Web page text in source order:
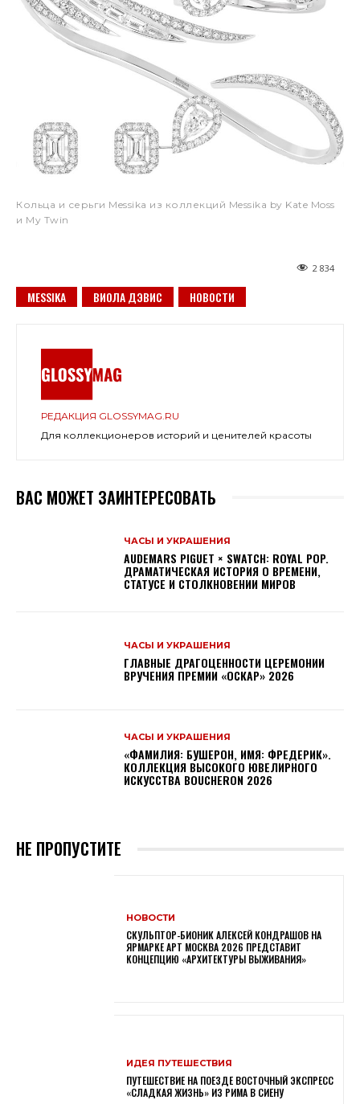
Кольца и серьги Messika из коллекций Messika by Kate Moss
и My Twin
2 834
MESSIKA ВИОЛА ДЭВИС НОВОСТИ
РЕДАКЦИЯ GLOSSYMAG.RU
Для коллекционеров историй и ценителей красоты
ВАС МОЖЕТ ЗАИНТЕРЕСОВАТЬ
ЧАСЫ И УКРАШЕНИЯ
AUDEMARS PIGUET × SWATCH: ROYAL POP.
ДРАМАТИЧЕСКАЯ ИСТОРИЯ О ВРЕМЕНИ,
СТАТУСЕ И СТОЛКНОВЕНИИ МИРОВ
ЧАСЫ И УКРАШЕНИЯ
ГЛАВНЫЕ ДРАГОЦЕННОСТИ ЦЕРЕМОНИИ
ВРУЧЕНИЯ ПРЕМИИ «ОСКАР» 2026
ЧАСЫ И УКРАШЕНИЯ
«ФАМИЛИЯ: БУШЕРОН, ИМЯ: ФРЕДЕРИК».
КОЛЛЕКЦИЯ ВЫСОКОГО ЮВЕЛИРНОГО
ИСКУССТВА BOUCHERON 2026
НЕ ПРОПУСТИТЕ
НОВОСТИ
СКУЛЬПТОР-БИОНИК АЛЕКСЕЙ КОНДРАШОВ НА
ЯРМАРКЕ АРТ МОСКВА 2026 ПРЕДСТАВИТ
КОНЦЕПЦИЮ «АРХИТЕКТУРЫ ВЫЖИВАНИЯ»
ИДЕЯ ПУТЕШЕСТВИЯ
ПУТЕШЕСТВИЕ НА ПОЕЗДЕ ВОСТОЧНЫЙ ЭКСПРЕСС
«СЛАДКАЯ ЖИЗНЬ» ИЗ РИМА В СИЕНУ